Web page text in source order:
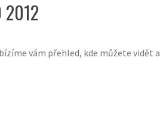
2012
vám přehled, kde můžete vidět a